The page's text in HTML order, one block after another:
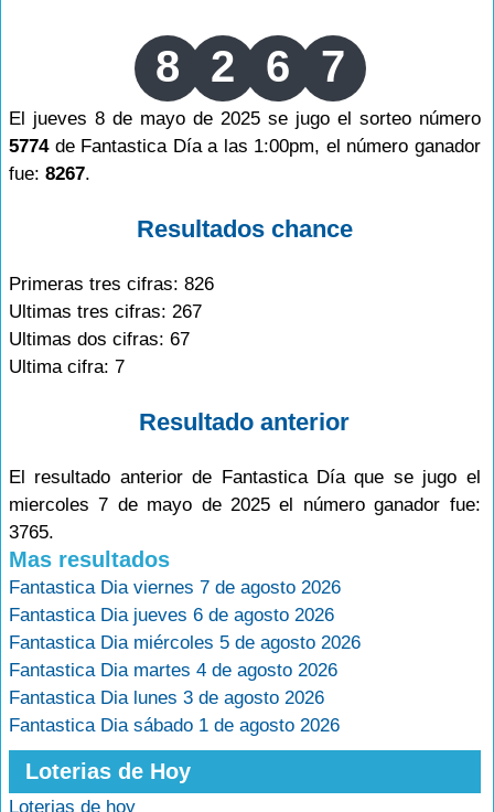
8 2 6 7
El jueves 8 de mayo de 2025 se jugo el sorteo número
5774de Fantastica Día a las 1:00pm, el número ganador
fue: 8267.
Resultados chance
Primeras tres cifras: 826
Ultimas tres cifras: 267
Ultimas dos cifras: 67
Ultima cifra: 7
Resultado anterior
El resultado anterior de Fantastica Día que se jugo el
miercoles 7 de mayo de 2025 el número ganador fue:
3765.
Mas resultados
Fantastica Dia viernes 7 de agosto 2026
Fantastica Dia jueves 6 de agosto 2026
Fantastica Dia miércoles 5 de agosto 2026
Fantastica Dia martes 4 de agosto 2026
Fantastica Dia lunes 3 de agosto 2026
Fantastica Dia sábado 1 de agosto 2026
Loterias de Hoy
Loterias de hoy